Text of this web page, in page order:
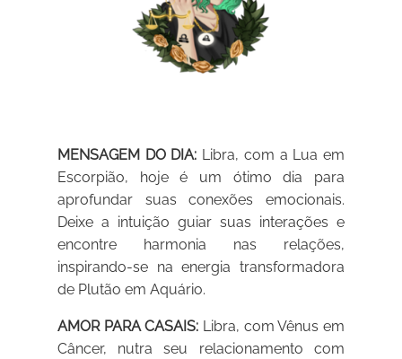
MENSAGEM DO DIA: Libra, com a Lua em
Escorpião, hoje é um ótimo dia para
aprofundar suas conexões emocionais.
Deixe a intuição guiar suas interações e
encontre harmonia nas relações,
inspirando-se na energia transformadora
de Plutão em Aquário.
AMOR PARA CASAIS: Libra, com Vênus em
Câncer, nutra seu relacionamento com